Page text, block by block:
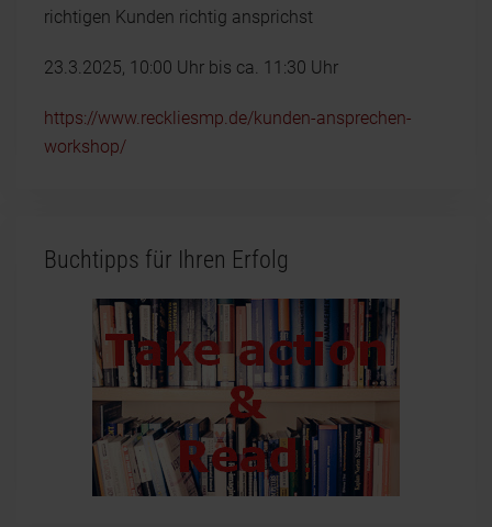
richtigen Kunden richtig ansprichst
23.3.2025, 10:00 Uhr bis ca. 11:30 Uhr
https://www.reckliesmp.de/kunden-ansprechen-
workshop/
Buchtipps für Ihren Erfolg